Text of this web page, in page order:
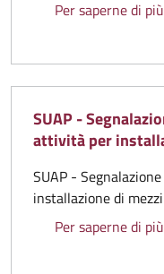
Per saperne di
SUAP -
attività per
SUAP -
installazione di
Per saperne di